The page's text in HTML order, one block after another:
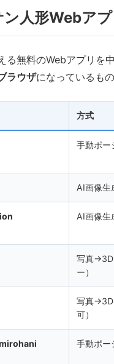
人形Webア
る無料のWebアプリを
ラウザになっているも
方式
手動ポー
AI画像生
AI画像生
写真→3D
ー）
写真→3D
可）
手動ポー